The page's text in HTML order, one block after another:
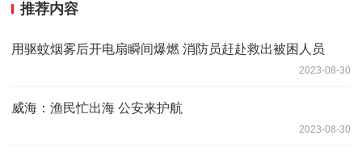
推荐内容
用驱蚊烟雾后开电扇瞬间爆燃 消防员赶赴救出被困人员
2023-08-30
威海：渔民忙出海 公安来护航
2023-08-30